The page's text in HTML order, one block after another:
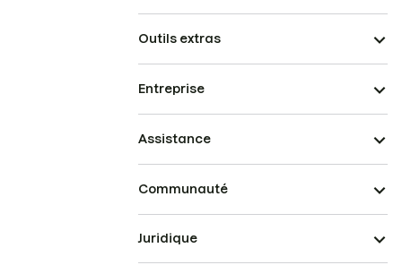
Outils extras
Entreprise
Assistance
Communauté
Juridique